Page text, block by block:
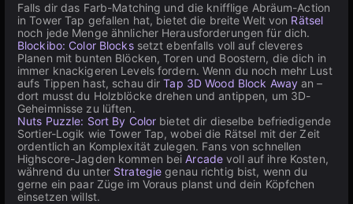
Falls dir das Farb-Matching und die knifflige Abräum-Action
in Tower Tap gefallen hat, bietet die breite Welt von Rätsel
noch jede Menge ähnlicher Herausforderungen für dich.
Blockibo: Color Blockssetzt ebenfalls voll auf cleveres
Planen mit bunten Blöcken, Toren und Boostern, die dich in
immer knackigeren Levels fordern. Wenn du noch mehr Lust
aufs Tippen hast, schau dirTap 3D Wood Block Away an –
dort musst du Holzblöcke drehen und antippen, um 3D-
Geheimnisse zu lüften.
Nuts Puzzle: Sort By Color bietet dir dieselbe befriedigende
Sortier-Logik wie Tower Tap, wobei die Rätsel mit der Zeit
ordentlich an Komplexität zulegen. Fans von schnellen
Highscore-Jagden kommen beiArcade voll auf ihre Kosten,
während du unter Strategie genau richtig bist, wenn du
gerne ein paar Züge im Voraus planst und dein Köpfchen
einsetzen willst.